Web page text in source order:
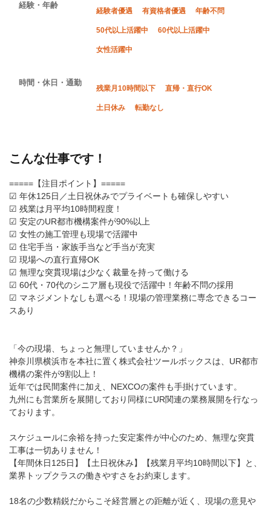
経験・年齢
経験者優遇 有資格者優遇 年齢不問
50代以上活躍中 60代以上活躍中
女性活躍中
時間・休日・通勤
残業月10時間以下 直帰・直行OK
土日休み 転勤なし
こんな仕事です！
=====【注目ポイント】=====
☑ 年休125日／土日祝休みでプライベートも確保しやすい
☑ 残業は月平均10時間程度！
☑ 安定のUR都市機構案件が90%以上
☑ 女性の施工管理も現場で活躍中
☑ 住宅手当・家族手当など手当が充実
☑ 現場への直行直帰OK
☑ 無理な突貫現場は少なく裁量を持って働ける
☑ 60代・70代のシニア層も現役で活躍中！年齢不問の採用
☑ マネジメントなしも選べる！現場の管理業務に専念できるコー
スあり
「今の現場、ちょっと無理していませんか？」
神奈川県横浜市を本社に置く株式会社ツールボックスは、UR都市
機構の案件が9割以上！
近年では民間案件に加え、NEXCOの案件も手掛けています。
九州にも営業所を展開しており同様にUR関連の業務展開を行なっ
ております。
スケジュールに余裕を持った安定案件が中心のため、無理な突貫
工事は一切ありません！
【年間休日125日】【土日祝休み】【残業月平均10時間以下】と、
業界トップクラスの働きやすさをお約束します。
18名の少数精鋭だからこそ経営層との距離が近く、現場の意見や